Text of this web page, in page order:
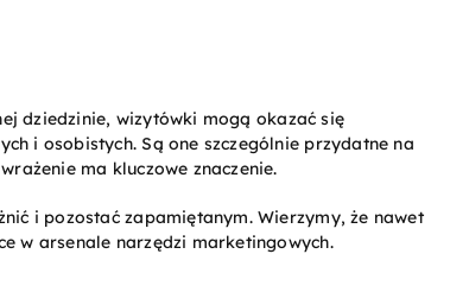
dziedzinie, wizytówki mogą okazać się
i osobistych. Są one szczególnie przydatne na
ma kluczowe znaczenie.
i pozostać zapamiętanym. Wierzymy, że nawet
w arsenale narzędzi marketingowych.